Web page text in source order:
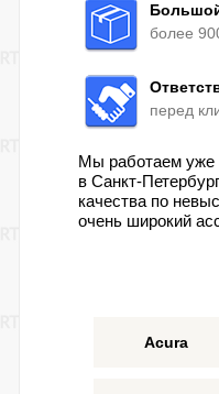
более
перед
Мы работаем уже
в Санкт-
качества по
очень широкий
Acura